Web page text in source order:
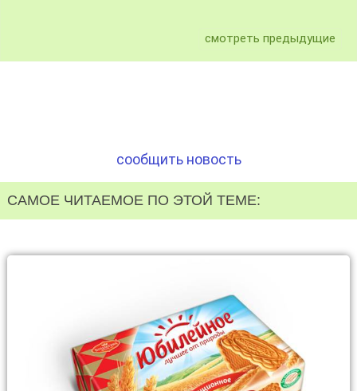
смотреть предыдущие
сообщить новость
САМОЕ ЧИТАЕМОЕ ПО ЭТОЙ ТЕМЕ: